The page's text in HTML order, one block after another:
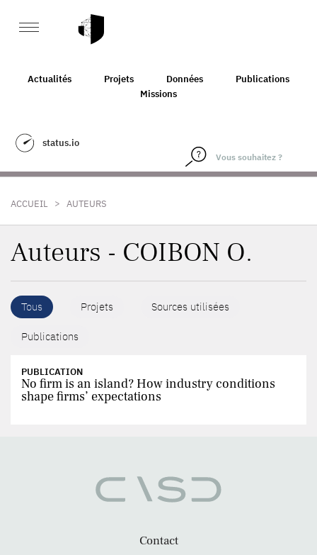
Actualités Projets Données
Publications
Missions
status.io
ACCUEIL > AUTEURS
Auteurs - COIBON O.
Tous Projets Sources utilisées
Publications
PUBLICATION
No firm is an island? How industry conditions
shape firms’ expectations
Contact